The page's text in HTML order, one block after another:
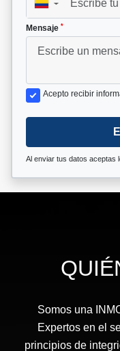
▼
Mensaje *
Acepto recibir
Al enviar tus datos aceptas
Somos una
Expertos en el
principios de